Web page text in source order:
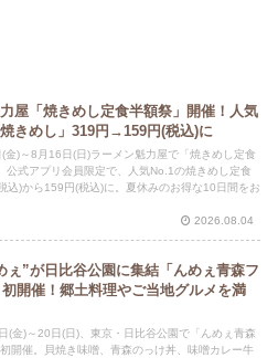
屋「焼きめし定食半額祭」開催！人気
きめし」319円→159円(税込)に
金)～8月16日(日)ラーメン魁力屋で「焼きめし定食
公式アプリ会員限定で、人気No.1の焼きめし定食
込)から159円(税込)に。夏休みのお得な10日間をお
2026.08.04
ぇ”が日比谷公園に集結「んめぇ青森フ
初開催！郷土料理やご当地グルメを満
(金)～20日(日)、東京・日比谷公園で「んめぇ青森
開催。貝焼き味噌、青森のっけ丼、味噌カレー牛